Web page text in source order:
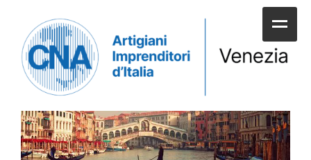
HOME
SERVIZI ALLE IMPRESE